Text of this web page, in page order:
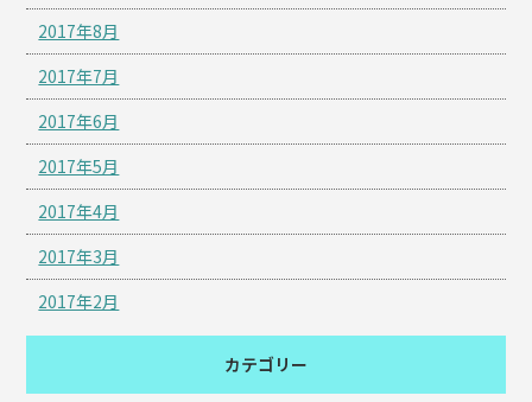
2017年8月
2017年7月
2017年6月
2017年5月
2017年4月
2017年3月
2017年2月
カテゴリー